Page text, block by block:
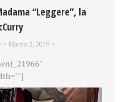
“Leggere”, la
Marzo 2, 2019